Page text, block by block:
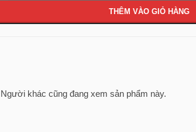
THÊM VÀO GIỎ HÀNG
Người khác cũng đang xem sản phẩm này.